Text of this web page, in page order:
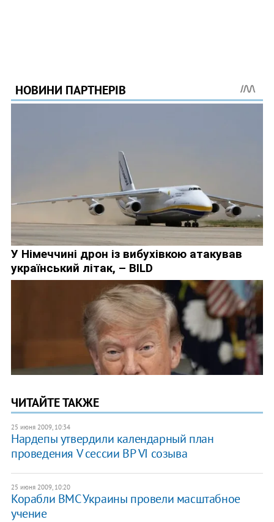
ЧИТАЙТЕ ТАКЖЕ
25 июня 2009, 10:34
Нардепы утвердили календарный план
проведения V сессии ВР VI созыва
25 июня 2009, 10:20
Корабли ВМС Украины провели масштабное
учение